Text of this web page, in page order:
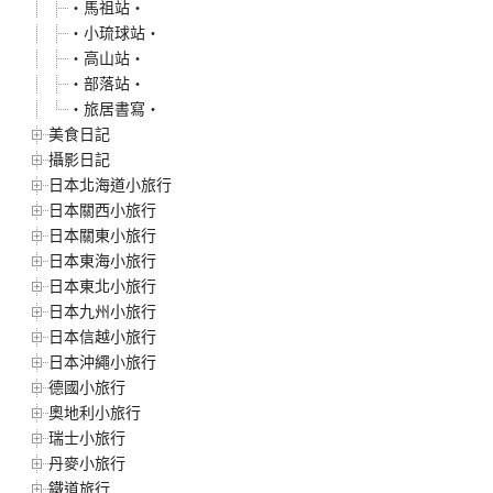
‧馬祖站‧
‧小琉球站‧
‧高山站‧
‧部落站‧
‧旅居書寫‧
美食日記
攝影日記
日本北海道小旅行
日本關西小旅行
日本關東小旅行
日本東海小旅行
日本東北小旅行
日本九州小旅行
日本信越小旅行
日本沖繩小旅行
德國小旅行
奧地利小旅行
瑞士小旅行
丹麥小旅行
鐵道旅行